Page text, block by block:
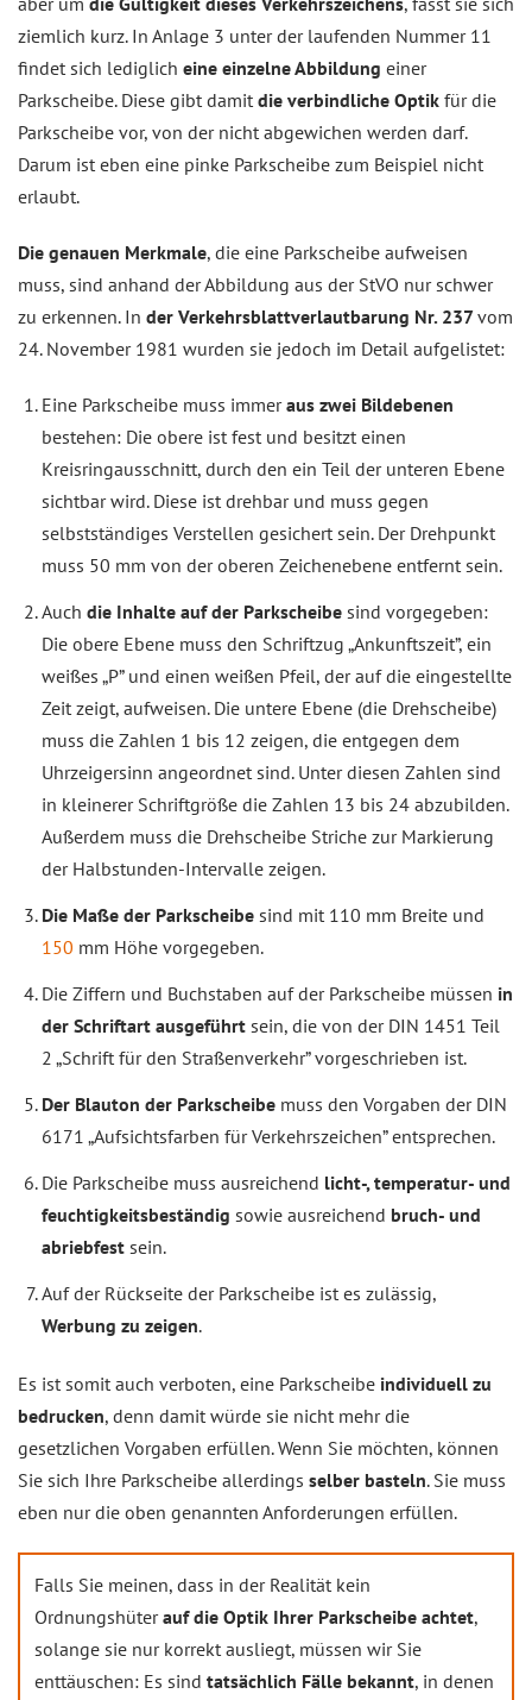
ziemlich kurz. In Anlage 3 unter der laufenden Nummer 11
findet sich lediglich eine einzelne Abbildung einer
Parkscheibe. Diese gibt damit die verbindliche Optik für die
Parkscheibe vor, von der nicht abgewichen werden darf.
Darum ist eben eine pinke Parkscheibe zum Beispiel nicht
erlaubt.
Die genauen Merkmale, die eine Parkscheibe aufweisen
muss, sind anhand der Abbildung aus der StVO nur schwer
zu erkennen. In der Verkehrsblattverlautbarung Nr. 237vom
24. November 1981 wurden sie jedoch im Detail aufgelistet:
Eine Parkscheibe muss immeraus zwei Bildebenen
bestehen: Die obere ist fest und besitzt einen
Kreisringausschnitt, durch den ein Teil der unteren Ebene
sichtbar wird. Diese ist drehbar und muss gegen
selbstständiges Verstellen gesichert sein. Der Drehpunkt
muss 50 mm von der oberen Zeichenebene entfernt sein.
Auch die Inhalte auf der Parkscheibe sind vorgegeben:
Die obere Ebene muss den Schriftzug „Ankunftszeit”, ein
weißes „P” und einen weißen Pfeil, der auf die eingestellte
Zeit zeigt, aufweisen. Die untere Ebene (die Drehscheibe)
muss die Zahlen 1 bis 12 zeigen, die entgegen dem
Uhrzeigersinn angeordnet sind. Unter diesen Zahlen sind
in kleinerer Schriftgröße die Zahlen 13 bis 24 abzubilden.
Außerdem muss die Drehscheibe Striche zur Markierung
der Halbstunden-Intervalle zeigen.
Die Maße der Parkscheibe sind mit 110 mm Breite und
150 mm Höhe vorgegeben.
Die Ziffern und Buchstaben auf der Parkscheibe müssen in
der Schriftart ausgeführt sein, die von der DIN 1451 Teil
2 „Schrift für den Straßenverkehr” vorgeschrieben ist.
Der Blauton der Parkscheibe muss den Vorgaben der DIN
6171 „Aufsichtsfarben für Verkehrszeichen” entsprechen.
Die Parkscheibe muss ausreichend licht-, temperatur- und
feuchtigkeitsbeständig sowie ausreichend bruch- und
abriebfest sein.
Auf der Rückseite der Parkscheibe ist es zulässig,
Werbung zu zeigen.
Es ist somit auch verboten, eine Parkscheibe individuell zu
bedrucken, denn damit würde sie nicht mehr die
gesetzlichen Vorgaben erfüllen. Wenn Sie möchten, können
Sie sich Ihre Parkscheibe allerdings selber basteln. Sie muss
eben nur die oben genannten Anforderungen erfüllen.
Falls Sie meinen, dass in der Realität kein
Ordnungshüterauf die Optik Ihrer Parkscheibe achtet,
solange sie nur korrekt ausliegt, müssen wir Sie
enttäuschen: Es sind tatsächlich Fälle bekannt, in denen